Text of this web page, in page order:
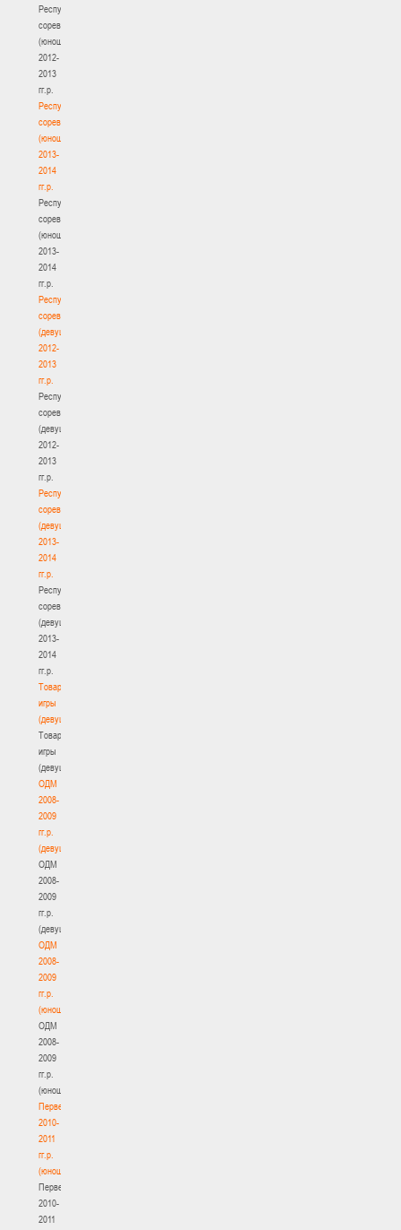
Республиканские
соревнования
(юноши)
2012-
2013
гг.р.
Республиканские
соревнования
(юноши)
2013-
2014
гг.р.
Республиканские
соревнования
(юноши)
2013-
2014
гг.р.
Республиканские
соревнования
(девушки)
2012-
2013
гг.р.
Республиканские
соревнования
(девушки)
2012-
2013
гг.р.
Республиканские
соревнования
(девушки)
2013-
2014
гг.р.
Республиканские
соревнования
(девушки)
2013-
2014
гг.р.
Товарищеские
игры
(девушки)
Товарищеские
игры
(девушки)
ОДМ
2008-
2009
гг.р.
(девушки)
ОДМ
2008-
2009
гг.р.
(девушки)
ОДМ
2008-
2009
гг.р.
(юноши)
ОДМ
2008-
2009
гг.р.
(юноши)
Первенство
2010-
2011
гг.р.
(юноши)
Первенство
2010-
2011